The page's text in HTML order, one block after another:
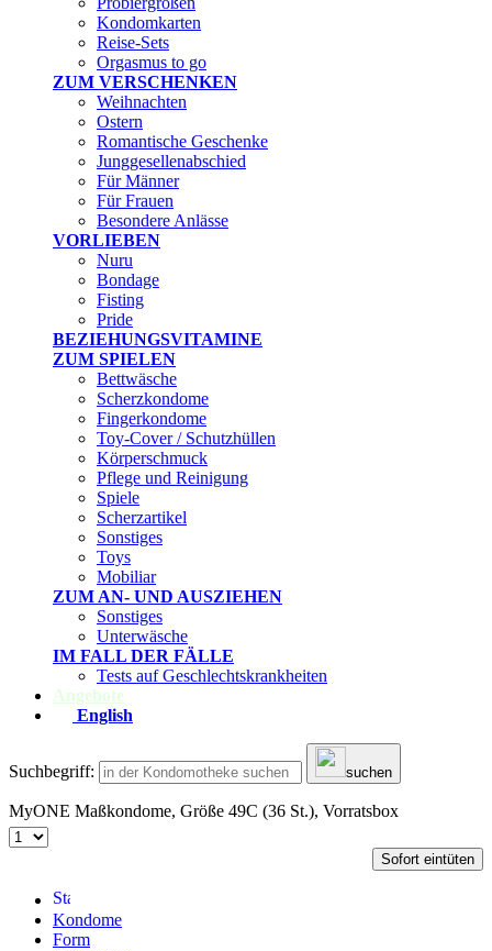
Kondomkarten
Reise-Sets
Orgasmus to go
ZUM VERSCHENKEN
Weihnachten
Ostern
Romantische Geschenke
Junggesellenabschied
Für Männer
Für Frauen
Besondere Anlässe
VORLIEBEN
Nuru
Bondage
Fisting
Pride
BEZIEHUNGSVITAMINE
ZUM SPIELEN
Bettwäsche
Scherzkondome
Fingerkondome
Toy-Cover / Schutzhüllen
Körperschmuck
Pflege und Reinigung
Spiele
Scherzartikel
Sonstiges
Toys
Mobiliar
ZUM AN- UND AUSZIEHEN
Sonstiges
Unterwäsche
IM FALL DER FÄLLE
Tests auf Geschlechtskrankheiten
Angebote
English
Suchbegriff: suchen
MyONE Maßkondome, Größe 49C (36 St.), Vorratsbox
Sofort eintüten
Kondome
Form